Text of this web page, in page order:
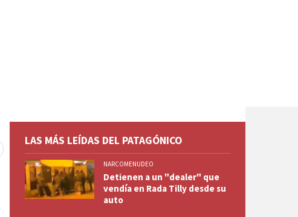
LAS MÁS LEÍDAS DEL PATAGÓNICO
NARCOMENUDEO
Detienen a un "dealer" que
vendía en Rada Tilly desde su
auto